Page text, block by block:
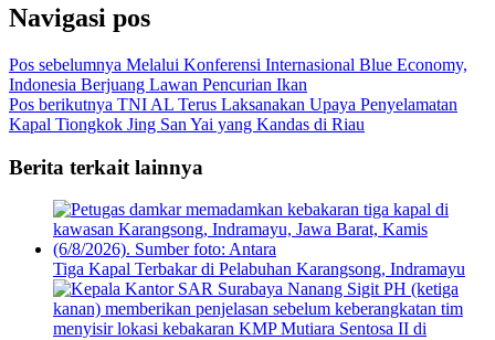
Navigasi pos
Pos sebelumnya Melalui Konferensi Internasional Blue Economy,
Indonesia Berjuang Lawan Pencurian Ikan
Pos berikutnya TNI AL Terus Laksanakan Upaya Penyelamatan
Kapal Tiongkok Jing San Yai yang Kandas di Riau
Berita terkait lainnya
Tiga Kapal Terbakar di Pelabuhan Karangsong, Indramayu